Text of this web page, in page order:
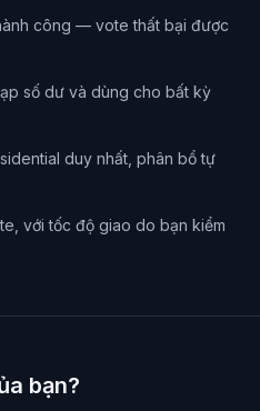
công — vote thất bại được
số dư và dùng cho bất kỳ
duy nhất, phân bổ tự
với tốc độ giao do bạn kiểm
bạn?